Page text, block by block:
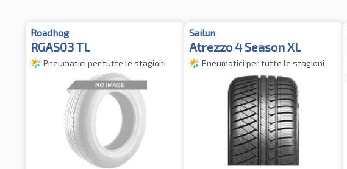
Roadhog
RGAS03 TL
Pneumatici per tutte le stagioni
Sailun
Atrezzo 4 Season XL
Pneumatici per tutte le stagioni